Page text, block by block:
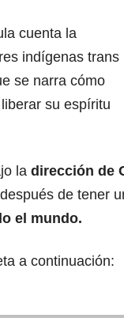
cuenta la
indígenas trans
se narra cómo
su espíritu
la dirección de
de tener
el mundo.
a continuación: